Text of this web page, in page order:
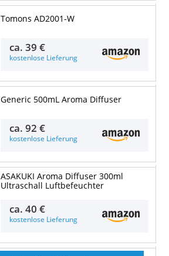
Tomons AD2001-W
ca.39 €
kostenlose Lieferung
Generic 500mL Aroma Diffuser
ca.92 €
kostenlose Lieferung
ASAKUKI Aroma Diffuser 300ml
Ultraschall Luftbefeuchter
ca.40 €
kostenlose Lieferung